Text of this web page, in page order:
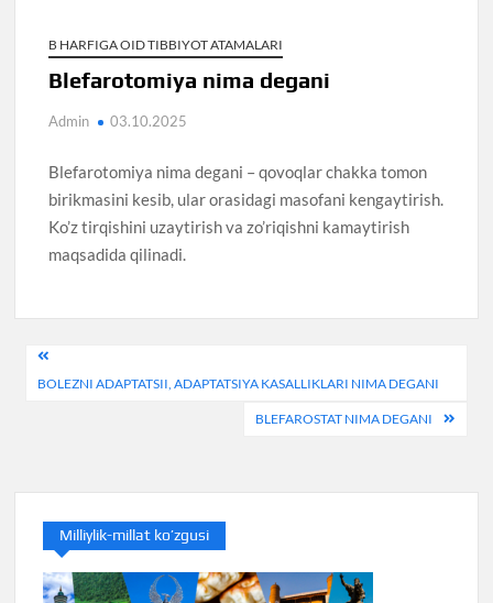
B HARFIGA OID TIBBIYOT ATAMALARI
Blefarotomiya nima degani
Admin 03.10.2025
Blefarotomiya nima degani – qovoqlar chakka tomon
birikmasini kesib, ular orasidagi masofani kengaytirish.
Ko’z tirqishini uzaytirish va zo’riqishni kamaytirish
maqsadida qilinadi.
Post
menyusi
BOLEZNI ADAPTATSII, ADAPTATSIYA KASALLIKLARI NIMA DEGANI
BLEFAROSTAT NIMA DEGANI
Milliylik-millat ko’zgusi